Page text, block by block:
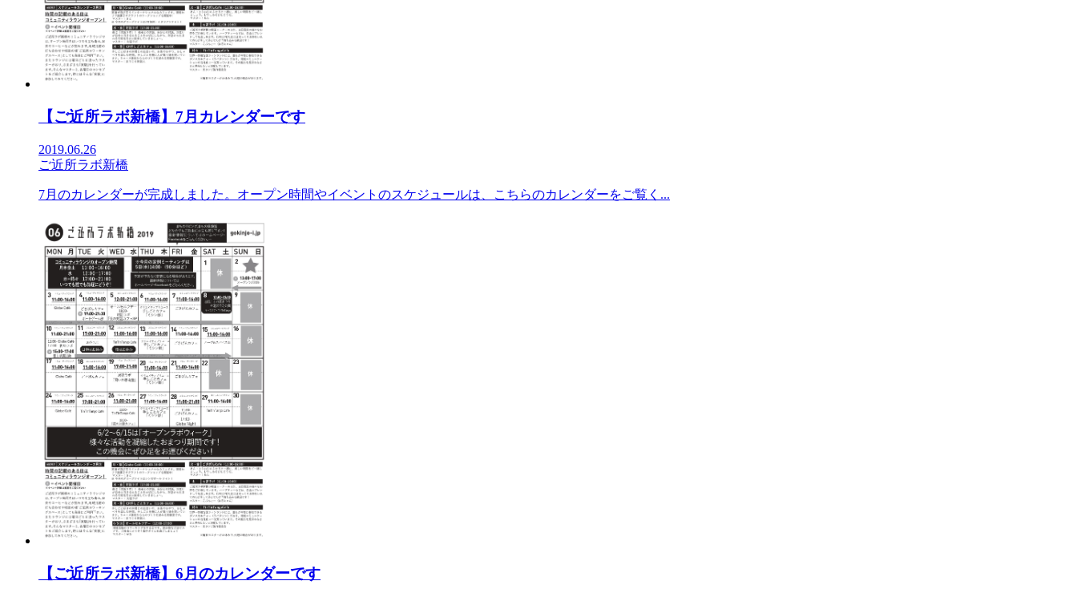
【ご近所ラボ新橋】7月カレンダーです
2019.06.26
ご近所ラボ新橋
7月のカレンダーが完成しました。オープン時間やイベントのスケジュールは、こちらのカレンダーをご覧く...
【ご近所ラボ新橋】6月のカレンダーです